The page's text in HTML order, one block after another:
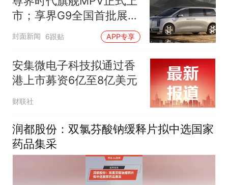
市；享界G9全国首批展车
到店丨早资道
封面新闻 6跟贴 APP专享
安集微电子科技拟通过香
港上市募资6亿至8亿美元
财联社
润都股份：双氯芬酸钠缓释片拟中选国家
药品集采